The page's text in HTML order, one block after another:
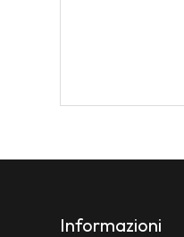
Informazioni